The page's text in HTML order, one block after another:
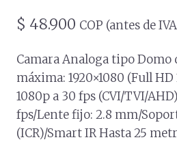
$ 48.900 COP (antes de
Camara Analoga tipo Domo
máxima: 1920×1080 (Full
1080p a 30 fps (CVI/TVI/
fps/Lente fijo: 2.8 mm/
(ICR)/Smart IR Hasta 25